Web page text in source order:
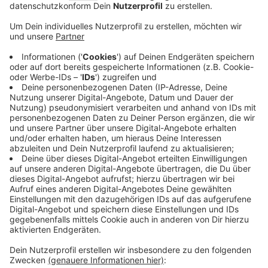
Ihr startet im Team von 2 bis 5 Personen. Zusammen
ratet Ihr Euch durch die Fragen rund um Harry Potter.
Am Besten meldet Ihr Euch direkt als Gruppe online
vorher an.
10.August um 20.00 Uhr (Einlass 19Uhr)
VierLinden Biergarten
Siegburger Straße 25
Tickets: VVK 7 Euro / AK 8 Euro pro Teilnehmer
Weitere Infos und die Anmeldung findet Ihr
Anzeige